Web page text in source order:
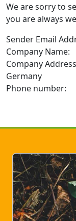
We are sorry to
you are always
Sender Email
Company Name:
Company
Germany
Phone number: